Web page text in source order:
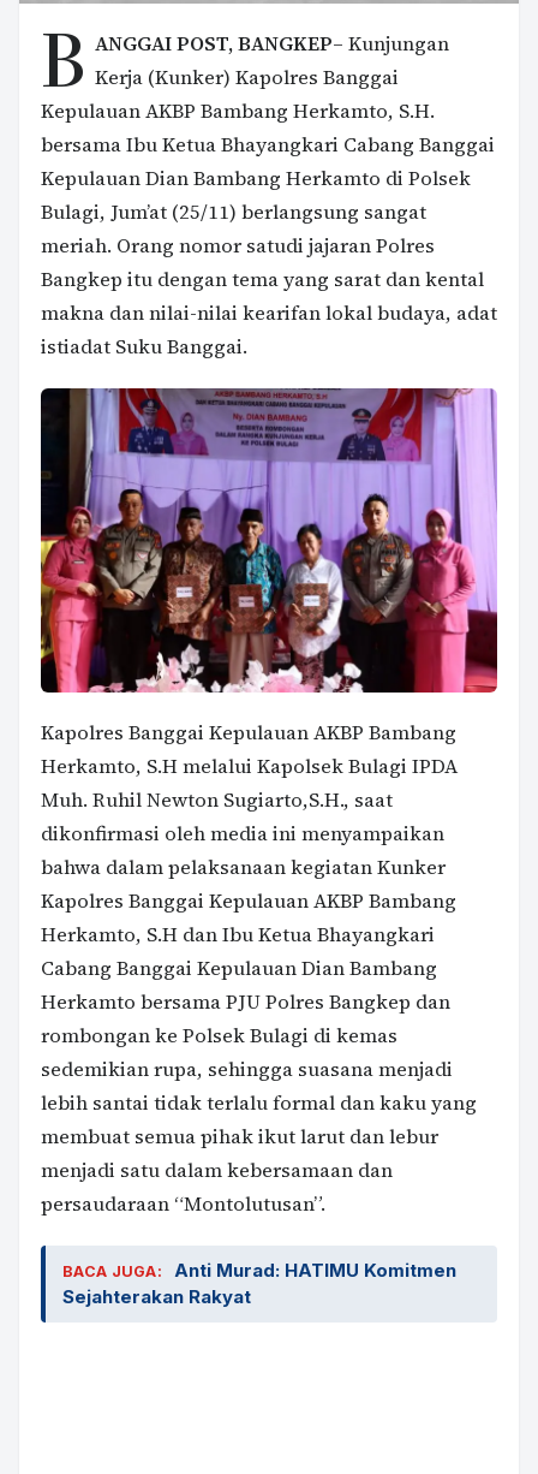
B ANGGAI POST, BANGKEP– Kunjungan
Kerja (Kunker) Kapolres Banggai
Kepulauan AKBP Bambang Herkamto, S.H.
bersama Ibu Ketua Bhayangkari Cabang Banggai
Kepulauan Dian Bambang Herkamto di Polsek
Bulagi, Jum’at (25/11) berlangsung sangat
meriah. Orang nomor satudi jajaran Polres
Bangkep itu dengan tema yang sarat dan kental
makna dan nilai-nilai kearifan lokal budaya, adat
istiadat Suku Banggai.
Kapolres Banggai Kepulauan AKBP Bambang
Herkamto, S.H melalui Kapolsek Bulagi IPDA
Muh. Ruhil Newton Sugiarto,S.H., saat
dikonfirmasi oleh media ini menyampaikan
bahwa dalam pelaksanaan kegiatan Kunker
Kapolres Banggai Kepulauan AKBP Bambang
Herkamto, S.H dan Ibu Ketua Bhayangkari
Cabang Banggai Kepulauan Dian Bambang
Herkamto bersama PJU Polres Bangkep dan
rombongan ke Polsek Bulagi di kemas
sedemikian rupa, sehingga suasana menjadi
lebih santai tidak terlalu formal dan kaku yang
membuat semua pihak ikut larut dan lebur
menjadi satu dalam kebersamaan dan
persaudaraan “Montolutusan”.
BACA JUGA:
Anti Murad: HATIMU Komitmen
Sejahterakan Rakyat